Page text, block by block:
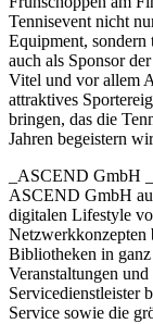
Tennisevent nicht
Equipment, sondern
auch als Sponsor
Vitel und vor allem
attraktives
bringen, das die
Jahren begeistern
_ASCEND GmbH
ASCEND GmbH
digitalen Lifestyle
Netzwerkkonzepten
Bibliotheken in
Veranstaltungen
Servicedienstleister
Service sowie die